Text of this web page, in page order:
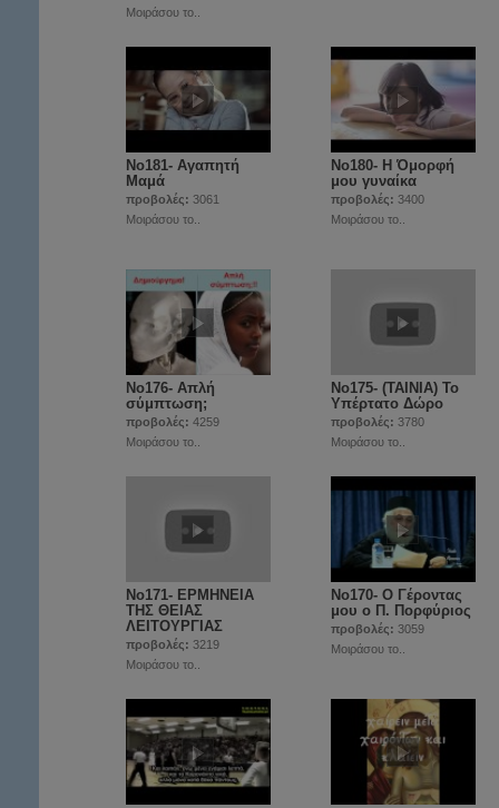
Μοιράσου το..
Νο181- Αγαπητή
Μαμά
προβολές: 3061
Μοιράσου το..
Νο180- Η Όμορφή
μου γυναίκα
προβολές: 3400
Μοιράσου το..
No176- Απλή
σύμπτωση;
προβολές: 4259
Μοιράσου το..
No175- (ΤΑΙΝΙΑ) Το
Υπέρτατο Δώρο
προβολές: 3780
Μοιράσου το..
No171- ΕΡΜΗΝΕΙΑ
ΤΗΣ ΘΕΙΑΣ
ΛΕΙΤΟΥΡΓΙΑΣ
προβολές: 3219
Μοιράσου το..
Νο170- Ο Γέροντας
μου ο Π. Πορφύριος
προβολές: 3059
Μοιράσου το..